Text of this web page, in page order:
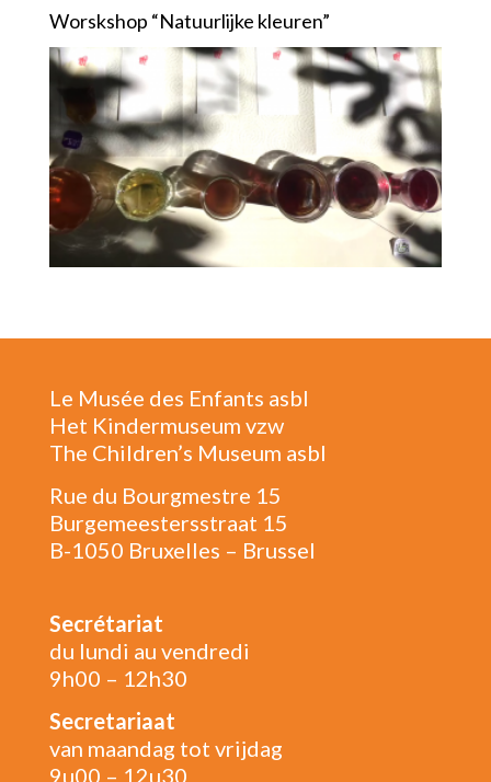
Worskshop “Natuurlijke kleuren”
Le Musée des Enfants asbl
Het Kindermuseum vzw
The Children’s Museum asbl
Rue du Bourgmestre 15
Burgemeestersstraat 15
B-1050 Bruxelles – Brussel
Secrétariat
du lundi au vendredi
9h00 – 12h30
Secretariaat
van maandag tot vrijdag
9u00 – 12u30